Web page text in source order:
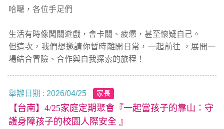
哈囉，各位手足們
生活有時像闖關遊戲，會卡關、疲憊，甚至懷疑自己。
但這次，我們想邀請你暫時離開日常，一起前往 ，展開一
場結合冒險、合作與自我探索的旅程！
舉辦日期 : 2026/04/25 家長
【台南】4/25家庭定期聚會『一起當孩子的靠山：守
護身障孩子的校園人際安全 』